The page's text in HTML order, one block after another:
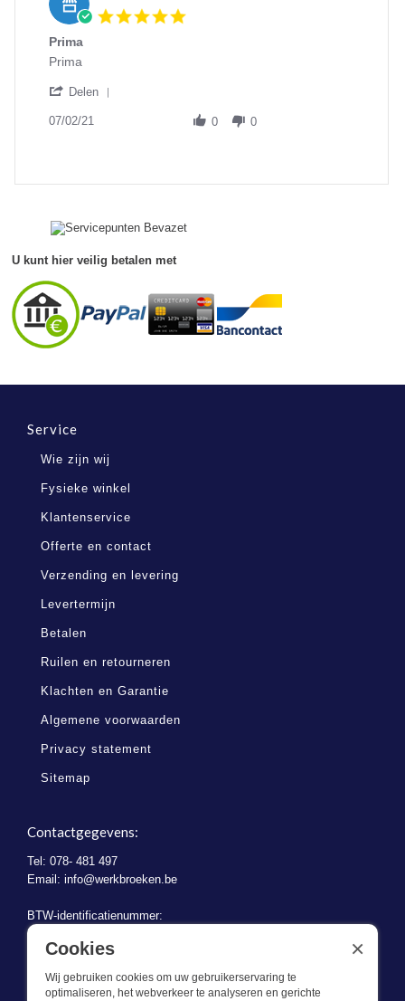
Prima
Review
L.J
on
review
Prima
Prima
Delen
on
2021
07/02/21 0 0
U kunt hier veilig betalen met
Service
Wie zijn wij
Fysieke winkel
Klantenservice
Offerte en contact
Verzending en levering
Levertermijn
Betalen
Ruilen en retourneren
Klachten en Garantie
Algemene voorwaarden
Privacy statement
Sitemap
Contactgegevens:
Tel: 078- 481 497
Email: info@werkbroeken.be
BTW-identificatienummer:
BE 0721.730.280
Cookies
Wij gebruiken cookies om uw gebruikerservaring te
optimaliseren, het webverkeer te analyseren en gerichte
×